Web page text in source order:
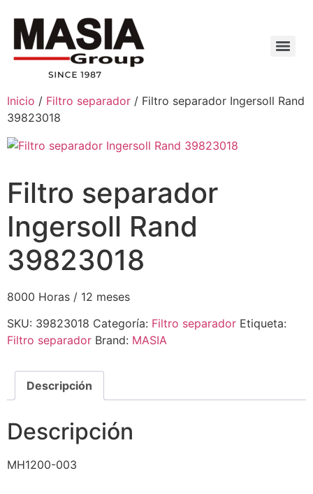
Inicio / Filtro separador / Filtro separador Ingersoll Rand
39823018
Filtro separador
Ingersoll Rand
39823018
8000 Horas / 12 meses
SKU: 39823018 Categoría: Filtro separador Etiqueta:
Filtro separador Brand: MASIA
Descripción
Descripción
MH1200-003